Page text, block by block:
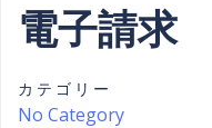
電子請求
カテゴリー
No Category